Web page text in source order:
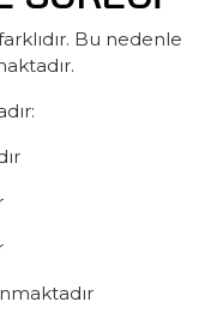
Bu nedenle